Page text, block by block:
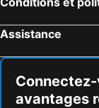
Assistance
avantages